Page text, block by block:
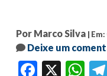
Por Marco Silva |
Deixe um
Facebook